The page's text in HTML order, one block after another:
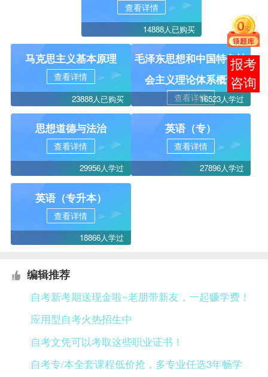
查看详情
14888人已购买
马克思主义基本原理
查看详情
23888人已购买
毛泽东思想和中国特色社
会主义理论体系概论
查看详情16523人学过
思想道德与法治
查看详情
29956人学过
英语（专）
查看详情
27896人学过
英语（专升本）
查看详情
18866人学过
编辑推荐
自考新考期送现金啦~老朋带新友，一起赚学费！
应用型自考火热招生中
自考文凭可以考取这些职业证书！
自考专/本全套课程低价抢，多专业任选3年畅学
在线
客服